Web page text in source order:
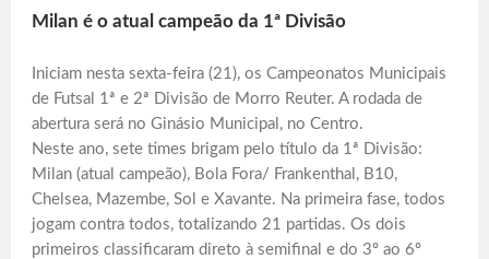
Milan é o atual campeão da 1ª Divisão
Iniciam nesta sexta-feira (21), os Campeonatos Municipais
de Futsal 1ª e 2ª Divisão de Morro Reuter. A rodada de
abertura será no Ginásio Municipal, no Centro.
Neste ano, sete times brigam pelo título da 1ª Divisão:
Milan (atual campeão), Bola Fora/ Frankenthal, B10,
Chelsea, Mazembe, Sol e Xavante. Na primeira fase, todos
jogam contra todos, totalizando 21 partidas. Os dois
primeiros classificaram direto à semifinal e do 3º ao 6º